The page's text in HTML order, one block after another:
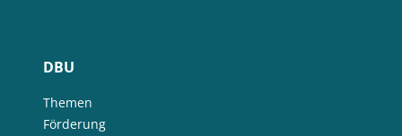
DBU
Themen
Förderung